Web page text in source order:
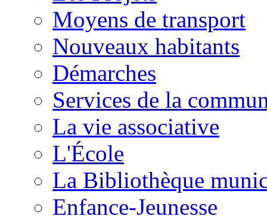
Moyens de transport
Nouveaux habitants
Démarches
Services de la
La vie associative
L'École
La Bibliothèque
Enfance-Jeunesse